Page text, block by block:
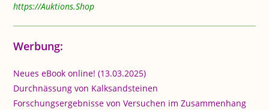
https://Auktions.Shop
Werbung:
Neues eBook online! (13.03.2025)
Durchnässung von Kalksandsteinen
Forschungsergebnisse von Versuchen im Zusammenhang